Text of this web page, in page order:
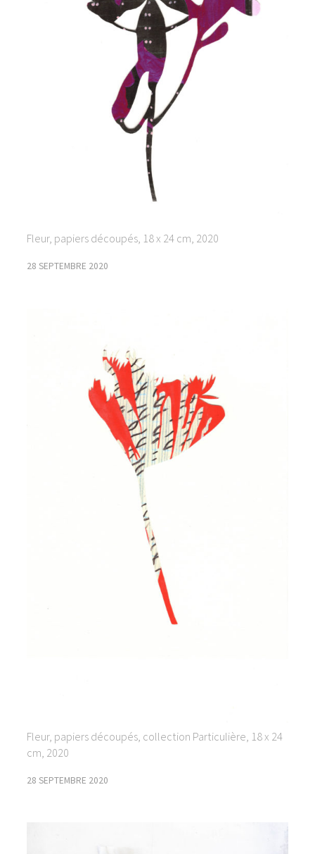
Fleur, papiers découpés, 18 x 24 cm, 2020
28 SEPTEMBRE 2020
Fleur, papiers découpés, collection Particulière, 18 x 24
cm, 2020
28 SEPTEMBRE 2020